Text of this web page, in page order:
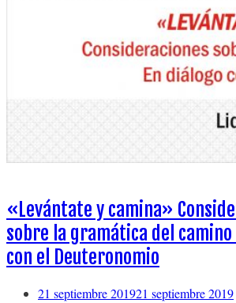
«Levántate y camina»
sobre la gramática del camino
con el Deuteronomio
21 septiembre 201921 septiembre 2019